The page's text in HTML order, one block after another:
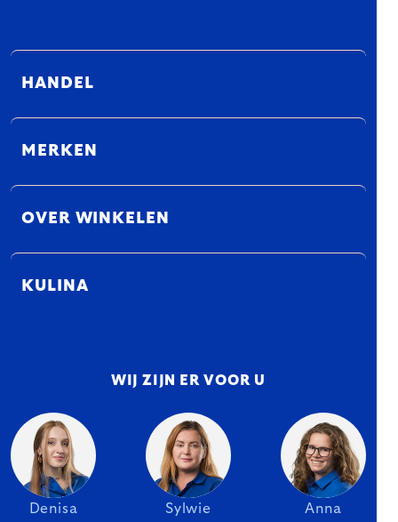
HANDEL
MERKEN
OVER WINKELEN
KULINA
WIJ ZIJN ER VOOR U
Denisa Sylwie Anna